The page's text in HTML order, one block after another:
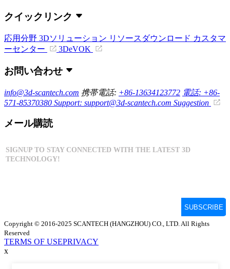
クイックリンク
応用分野 3Dソリューション リソースダウンロード カスタマ
ーセンター
3DeVOK
お問い合わせ
info@3d-scantech.com 携帯電話: +86-13634123772 電話: +86-
571-85370380 Support: support@3d-scantech.com Suggestion
メール購読
Copyright © 2016-2025 SCANTECH (HANGZHOU) CO., LTD. All Rights
Reserved
TERMS OF USEPRIVACY
x